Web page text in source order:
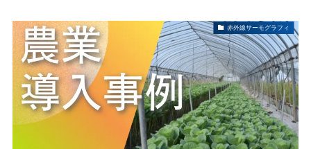
赤外線サーモグラフィ